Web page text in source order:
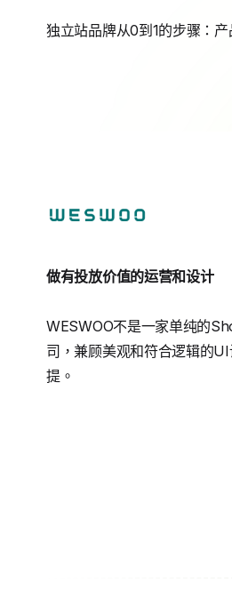
独立站品牌从0到1的步骤：
做有投放价值的运营和设计
WESWOO不是一家单纯的
司，兼顾美观和符合逻辑的
提。